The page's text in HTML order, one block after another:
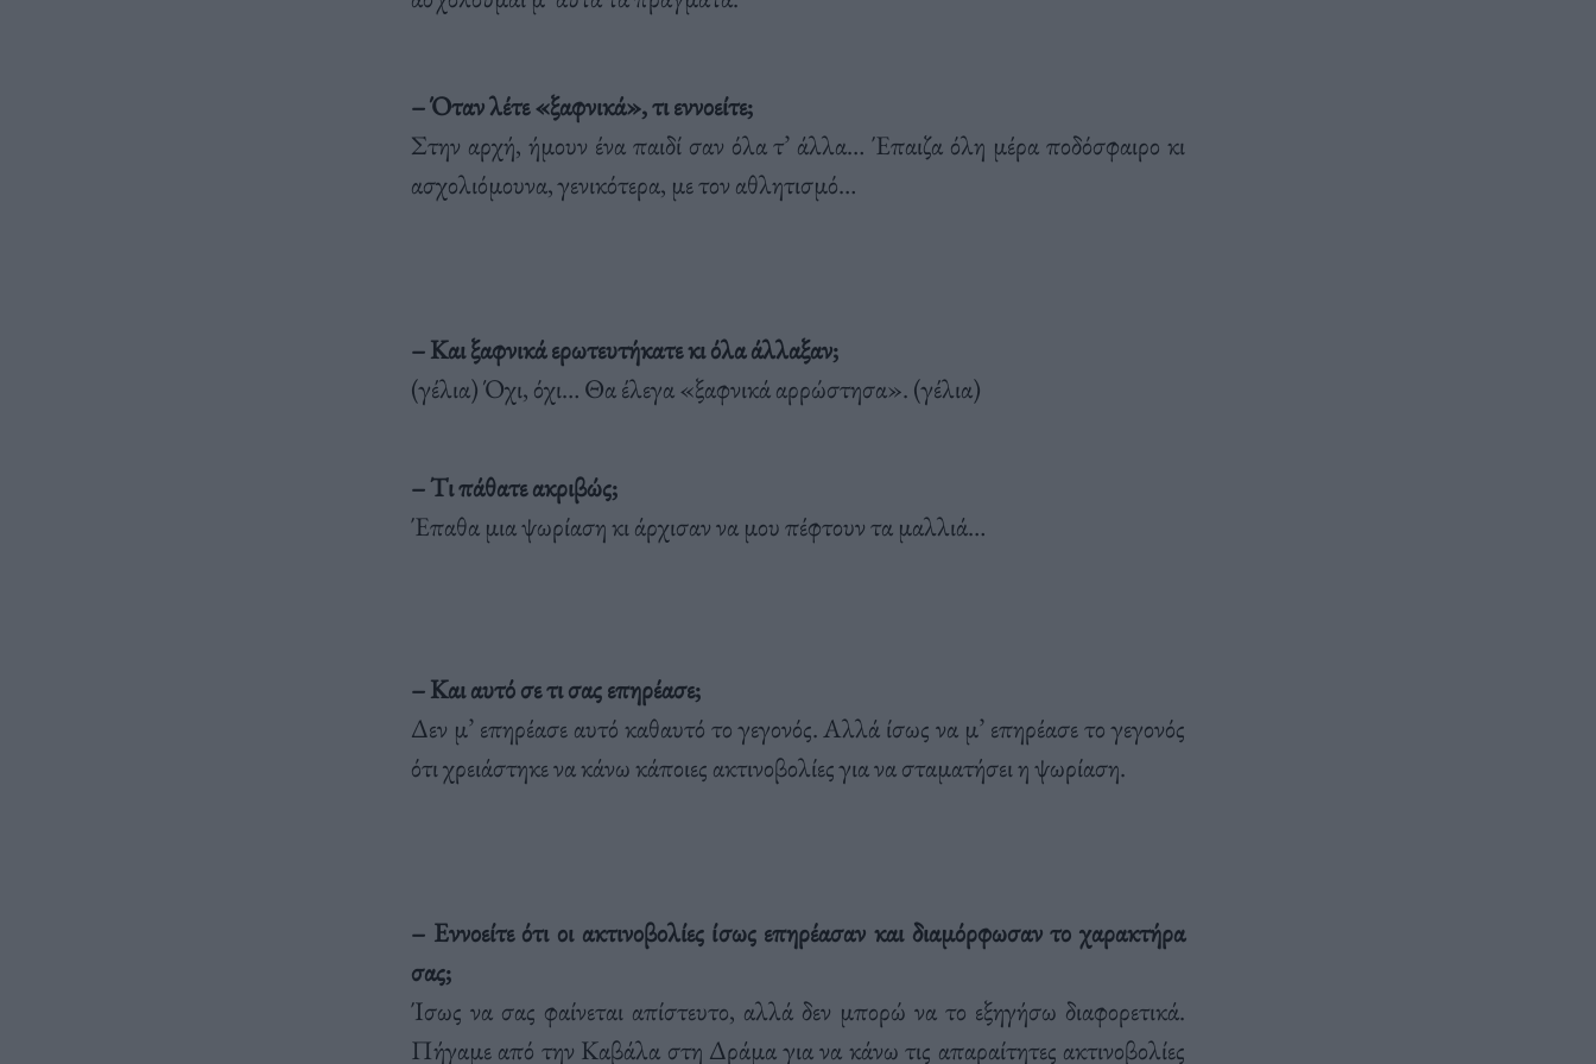
– Όταν λέτε «ξαφνικά», τι εννοείτε;
Στην αρχή, ήμουν ένα παιδί σαν όλα τ’ άλλα… Έπαιζα όλη μέρα ποδόσφαιρο κι
ασχολιόμουνα, γενικότερα, με τον αθλητισμό…
– Kαι ξαφνικά ερωτευτήκατε κι όλα άλλαξαν;
(γέλια) Όχι, όχι… Θα έλεγα «ξαφνικά αρρώστησα». (γέλια)
– Tι πάθατε ακριβώς;
Έπαθα μια ψωρίαση κι άρχισαν να μου πέφτουν τα μαλλιά…
– Kαι αυτό σε τι σας επηρέασε;
Δεν μ’ επηρέασε αυτό καθαυτό το γεγονός. Aλλά ίσως να μ’ επηρέασε το γεγονός
ότι χρειάστηκε να κάνω κάποιες ακτινοβολίες για να σταματήσει η ψωρίαση.
– Eννοείτε ότι οι ακτινοβολίες ίσως επηρέασαν και διαμόρφωσαν το χαρακτήρα
σας;
Ίσως να σας φαίνεται απίστευτο, αλλά δεν μπορώ να το εξηγήσω διαφορετικά.
Πήγαμε από την Kαβάλα στη Δράμα για να κάνω τις απαραίτητες ακτινοβολίες